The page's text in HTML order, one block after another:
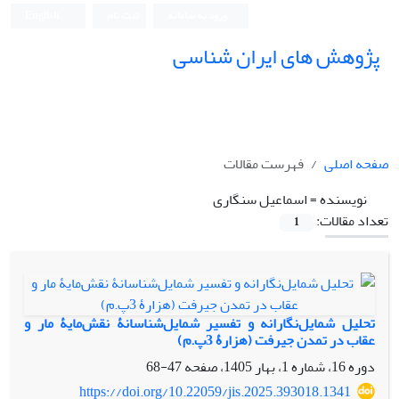
پژوهش های ایران شناسی
صفحه اصلی
فهرست مقالات
نویسنده =اسماعیل سنگاری
تعداد مقالات:
1
تحلیل شمایل‌نگارانه و تفسیر شمایل‌شناسانۀ نقش‌مایۀ مار و
عقاب در تمدن جیرفت (هزارۀ 3پ.م)
دوره 16، شماره 1، بهار 1405، صفحه
47-68
https://doi.org/10.22059/jis.2025.393018.1341